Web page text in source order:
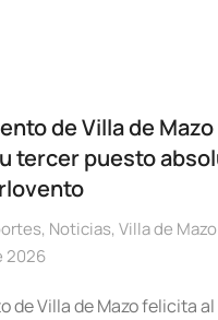
de Villa de
tercer puesto
, Noticias, Villa de Mazo
2026
de Villa de Mazo felicita